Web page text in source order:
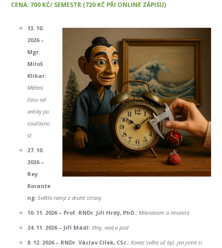
CENA: 700 KČ/ SEMESTR (720 KČ PŘI ONLINE ZÁPISU)
13. 10.
2026 –
Mgr.
Miloš
Klikar:
Měření
času od
antiky po
současno
st
27. 10.
2026 –
Rey
Korante
ng: Světla ramp z druhé strany
10. 11. 2026 – Prof. RNDr. Jiří Hrdý, PhD.:Mikrobiom a imunita
24. 11. 2026 – Jiří Mádl: Vlny, nad a pod
8. 12. 2026 – RNDr. Václav Cílek, CSc.:Konec světa už byl, jen jsme si